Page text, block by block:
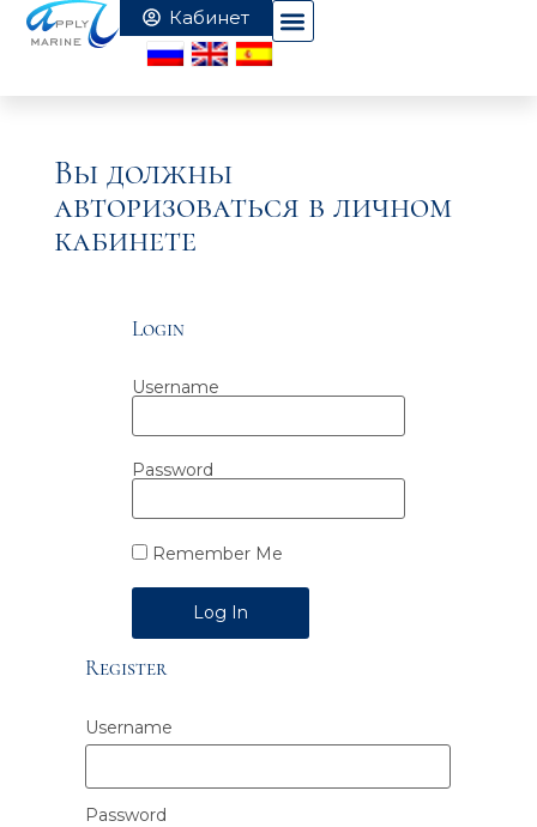
Вы должны
авторизоваться в личном
кабинете
Login
Username
Password
Remember Me
Alternative:
Register
Username
Password